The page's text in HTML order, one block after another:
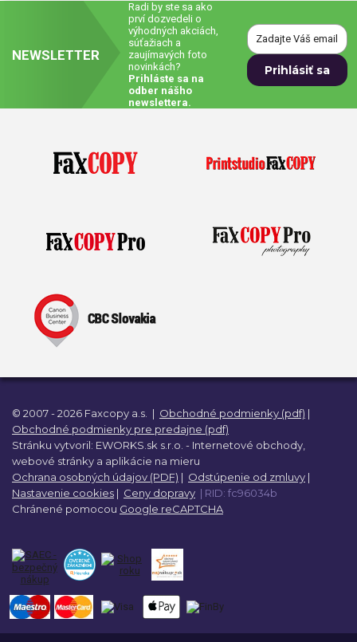
PO-PIA 7:30 - 17:00
0850 11 15 16
napíšte nám
faxcopy@faxcopy.sk
Úvod Produkty
NEWSLETTER
Radi by ste sa ako
prví dozvedeli o
výhodných akciách,
súťažiach a
zaujímavých foto
novinkách?
Prihláste sa na
odber nášho
newslettera.
© 2007 - 2026 Faxcopy a.s. | Obchodné podmienky (pdf) |
Obchodné podmienky pre predajne (pdf)
Stránku vytvoril: EWORKS.sk s.r.o. - Internetové obchody,
webové stránky a aplikácie na mieru
Ochrana osobných údajov (PDF) | Odstúpenie od zmluvy |
Nastavenie cookies | Ceny dopravy | RID: fc96034b
Chránené pomocou Google reCAPTCHA